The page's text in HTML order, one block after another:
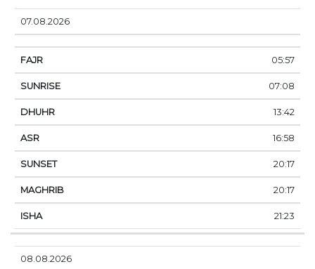
07.08.2026
05:57
07:08
13:42
16:58
20:17
20:17
21:23
08.08.2026